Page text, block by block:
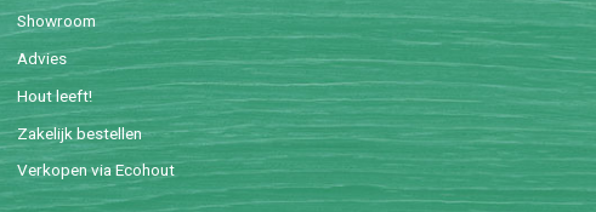
Show­room
Ad­vies
Hout leeft!
Za­ke­lijk be­stel­len
Ver­ko­pen via Eco­hout